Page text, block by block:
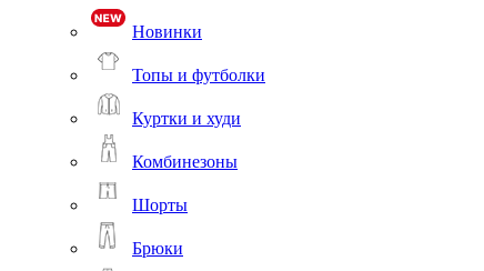
Новинки
Топы и футболки
Куртки и худи
Комбинезоны
Шорты
Брюки